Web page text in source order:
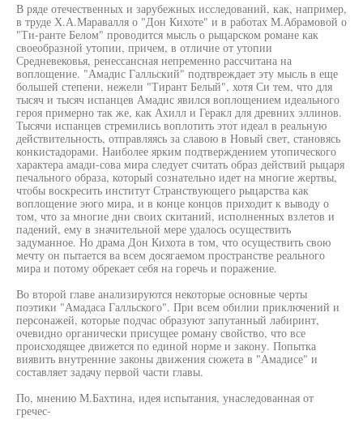
В ряде отечественных и зарубежных исследований, как, например,
в труде Х.А.Маравалля о "Дон Кихоте" и в работах М.Абрамовой о
"Ти-ранте Белом" проводится мысль о рыцарском романе как
своеобразной утопии, причем, в отличие от утопии
Средневековья, ренессансная непременно рассчитана на
воплощение. "Амадис Галльский" подтвреждает эту мысль в еще
большей степени, нежели "Тирант Белый", хотя Си тем, что для
тысяч и тысяч испанцев Амадис явился воплощением идеального
героя примерно так же, как Ахилл и Геракл для древних эллинов.
Тысячи испанцев стремились воплотить этот идеал в реальную
действительность, отправляясь за славою в Новый свет, становясь
конкистадорами. Наиболее ярким подтверждением утопического
характера амади-сова мира следует считать образ действий рыцаря
печального образа, который сознательно идет на многие жертвы,
чтобы воскресить институт Странствующего рыцарства как
воплощение эюго мира, и в конце концов приходит к выводу о
том, что за многие дни своих скитаний, исполненных взлетов и
падений, ему в значительной мере удалось осуществить
задуманное. Но драма Дон Кихота в том, что осуществить свою
мечту он пытается ва всем досягаемом пространстве реального
мира и потому обрекает себя на горечь и поражение.
Во второй главе анализируются некоторые основные черты
поэтики "Амадаса Галльского". При всем обилии приключений и
персонажей, которые подчас образуют запутанный лабиринт,
очевидно органически присущее роману свойство, что все
происходящее движется по единой норме и закону. Попытка
виявить внутренние законы движения сюжета в "Амадисе" и
составляет задачу первой части главы.
По, мнению М.Бахтина, идея испытания, унаследованная от
гречес-